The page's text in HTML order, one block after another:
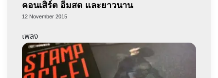
คอนเสิร์ต อิ่มสด และยาวนาน
12 November 2015
เพลง